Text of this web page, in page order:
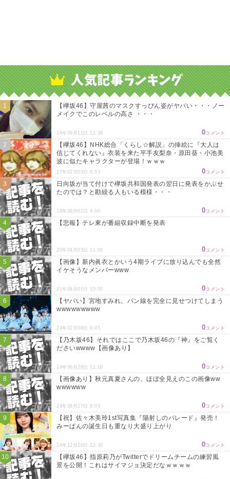
【欅坂46】守屋茜のマスクすっぴん姿がヤバい・・・ノー
メイクでこのレベルの高さ ・・・
16年06月11日 11:39 0コメント
【欅坂46】NHK総合「くらし☆解説」の挿絵に『大人は
信じてくれない』衣装を来た平手友梨奈・原田葵・小池美
波に似たキャラクターが登場！ｗｗｗ
17年02月03日 6:53 0コメント
日向坂が当て付けで欅坂共和国発表の翌日に発表をかぶせ
たのでは？と勘繰る人もいる模様・・・
19年06月01日 4:00 0コメント
【悲報】テレ東が番組収録中断を発表
20年04月03日 11:00 0コメント
【画像】新内眞衣とかいう4期ライブに放り込んでも全然
イケそうなメンバーwww
21年08月01日 10:00 0コメント
【ヤバい】宮地すみれ、パン線を完全に見せつけてしまう
wwwwwwwww
24年02月08日 6:45 0コメント
【乃木坂46】それではここで乃木坂46の『神』をご覧く
ださいwwww【画像あり】
24年06月28日 11:10 0コメント
【画像あり】秋元真夏さんの、ほぼ全見えのこの画像ww
wwwwww
24年08月27日 8:03 0コメント
【祝】佐々木美玲1st写真集『陽射しのパレード』発売！
みーぱんの誕生日も重なり大盛り上がり
24年12月20日 12:30 0コメント
【欅坂46】指原莉乃がTwitterでドリームチームの練習風
景を公開！これはサイマジョ決定だなｗｗｗｗ